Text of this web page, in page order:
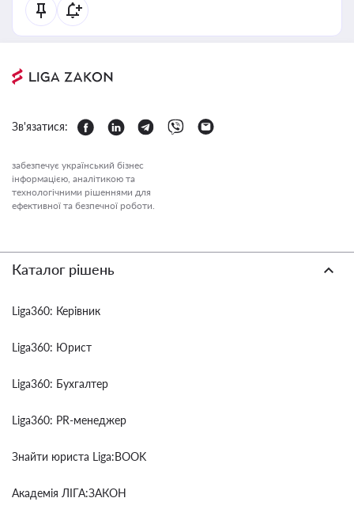
Зв'язатися:
забезпечує український бізнес
інформацією, аналітикою та
технологічними рішеннями для
ефективної та безпечної роботи.
Каталог рішень
Liga360: Керівник
Liga360: Юрист
Liga360: Бухгалтер
Liga360: PR-менеджер
Знайти юриста Liga:BOOK
Академія ЛІГА:ЗАКОН